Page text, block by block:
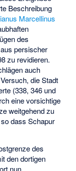
Beschreibung
Marcellinus
des
persischer
zu revidieren.
auch
die Stadt
(338, 346 und
eine vorsichtige
weitgehend zu
dass Schapur
des
den dortigen
nun